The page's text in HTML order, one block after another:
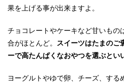
果を上げる事が出来ますよ。
チョコレートやケーキなど甘いもの
合がほとんど。
スイーツはたまのご
ーで高たんぱくなおやつを選ぶとい
ヨーグルトやゆで卵、チーズ、する